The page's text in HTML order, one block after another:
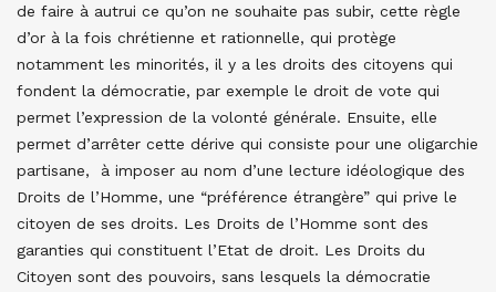
de faire à autrui ce qu’on ne souhaite pas subir, cette règle
d’or à la fois chrétienne et rationnelle, qui protège
notamment les minorités, il y a les droits des citoyens qui
fondent la démocratie, par exemple le droit de vote qui
permet l’expression de la volonté générale. Ensuite, elle
permet d’arrêter cette dérive qui consiste pour une oligarchie
partisane, à imposer au nom d’une lecture idéologique des
Droits de l’Homme, une “préférence étrangère” qui prive le
citoyen de ses droits. Les Droits de l’Homme sont des
garanties qui constituent l’Etat de droit. Les Droits du
Citoyen sont des pouvoirs, sans lesquels la démocratie